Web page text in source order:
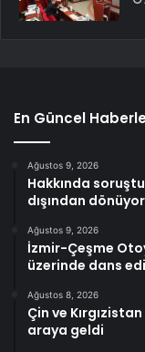
En Güncel
Ağustos 9, 2026
Hakkında
dışından dönüyor
Ağustos 9, 2026
İzmir-Çeşme
üzerinde dans
Ağustos 8, 2026
Çin ve
araya geldi